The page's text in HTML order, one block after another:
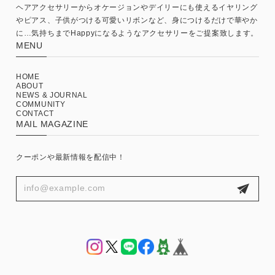
ヘアアクセサリーからオケージョンやデイリーにも使えるイヤリング
やピアス、子供がつける可愛いリボンなど、身につけるだけで華やか
に…気持ちまでHappyになるようなアクセサリーをご提案致します。
MENU
HOME
ABOUT
NEWS & JOURNAL
COMMUNITY
CONTACT
MAIL MAGAZINE
クーポンや最新情報を配信中！